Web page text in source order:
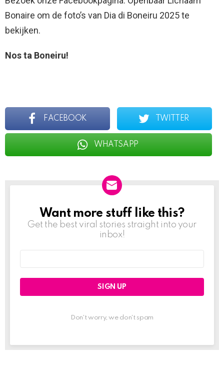
Bonaire om de foto’s van Dia di Boneiru 2025 te
bekijken.
Nos ta Boneiru!
FACEBOOK TWITTER
WHATSAPP
NEWSLETTER
Want more stuff like this?
Get the best viral stories straight into your
inbox!
Don't worry, we don't spam